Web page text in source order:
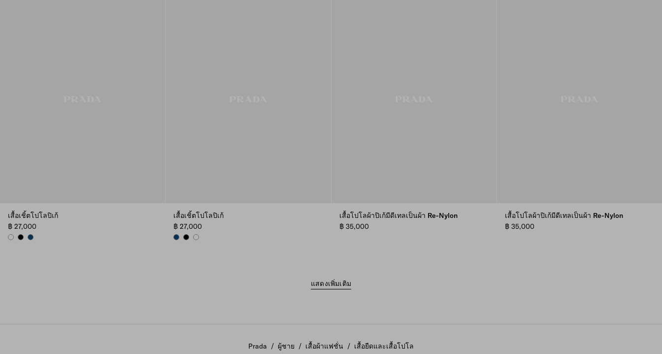
เสื้อเชิ้ตโปโลปิเก้
฿ 27,000
WHITEBLACKNAVY
เสื้อเชิ้ตโปโลปิเก้
฿ 27,000
NAVYBLACKWHITE
เสื้อโปโลผ้าปิเก้มีดีเทลเป็นผ้า Re-Nylon
฿ 35,000
เสื้อโปโลผ้าปิเก้มีดีเทลเป็นผ้า Re-Nylon
฿ 35,000
แสดงเพิ่มเติม
Prada / ผู้ชาย / เสื้อผ้าแฟชั่น / เสื้อยืดและเสื้อโปโล